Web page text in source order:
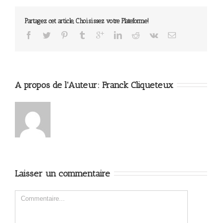
Partagez cet article, Choisissez votre Plateforme!
A propos de l'Auteur: Franck Cliqueteux
Laisser un commentaire